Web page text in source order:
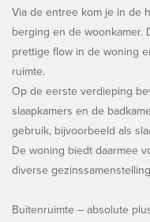
Via de entree kom je in de
berging en de woonkamer.
prettige flow in de woning
ruimte.
Op de eerste verdieping
slaapkamers en de
gebruik, bijvoorbeeld als
De woning biedt daarmee
diverse
Buitenruimte – absolute